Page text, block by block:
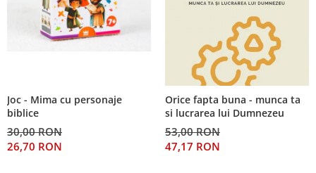
Joc - Mima cu personaje
biblice
30,00 RON
26,70 RON
Orice fapta buna - munca ta
si lucrarea lui Dumnezeu
53,00 RON
47,17 RON